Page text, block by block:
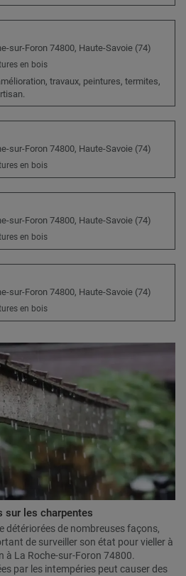
sur-Foron 74800, Haute-Savoie (74)
en bois
travaux, peintures, termites,
sur-Foron 74800, Haute-Savoie (74)
en bois
sur-Foron 74800, Haute-Savoie (74)
en bois
sur-Foron 74800, Haute-Savoie (74)
en bois
sur les charpentes
détériorées de nombreuses façons,
de surveiller son état pour vieller à
à La Roche-sur-Foron 74800.
par les intempéries peut causer des